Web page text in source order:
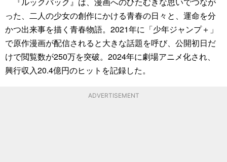
った、二人の少女の創作にかける青春の日々と、運命を分
かつ出来事を描く青春物語。2021年に「少年ジャンプ＋」
で原作漫画が配信されると大きな話題を呼び、公開初日だ
けで閲覧数が250万を突破。2024年に劇場アニメ化され、
興行収入20.4億円のヒットを記録した。
ADVERTISEMENT